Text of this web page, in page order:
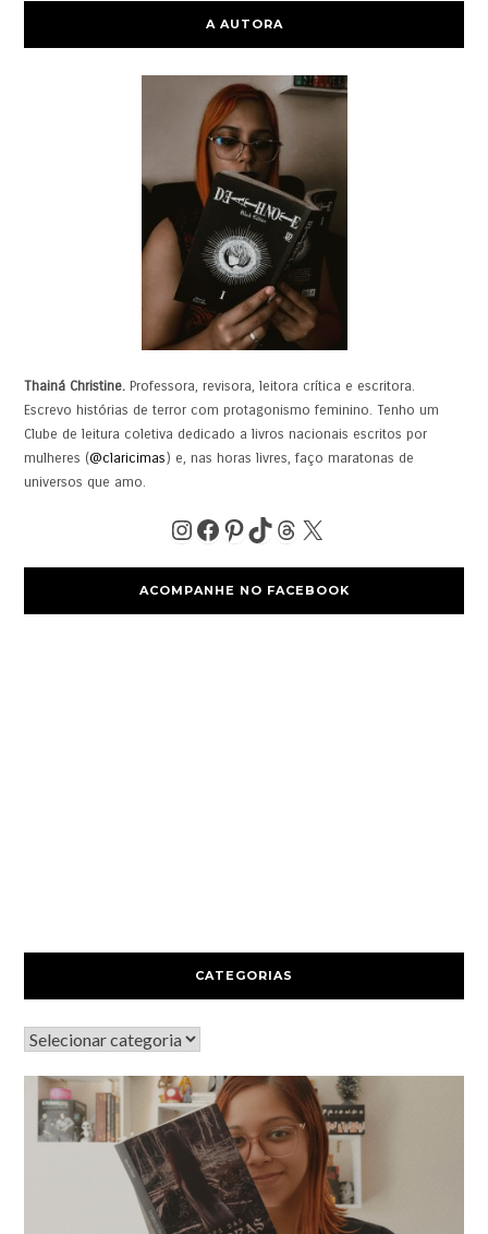
A AUTORA
Thainá Christine. Professora, revisora, leitora crítica e escritora.
Escrevo histórias de terror com protagonismo feminino. Tenho um
Clube de leitura coletiva dedicado a livros nacionais escritos por
mulheres (@claricimas) e, nas horas livres, faço maratonas de
universos que amo.
ACOMPANHE NO FACEBOOK
CATEGORIAS